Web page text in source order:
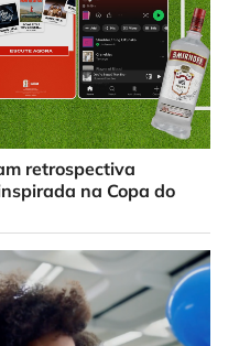
retrospectiva
na Copa do